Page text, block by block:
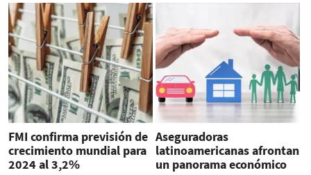
FMI confirma previsión de
crecimiento mundial para
2024 al 3,2%
Aseguradoras
latinoamericanas afrontan
un panorama económico